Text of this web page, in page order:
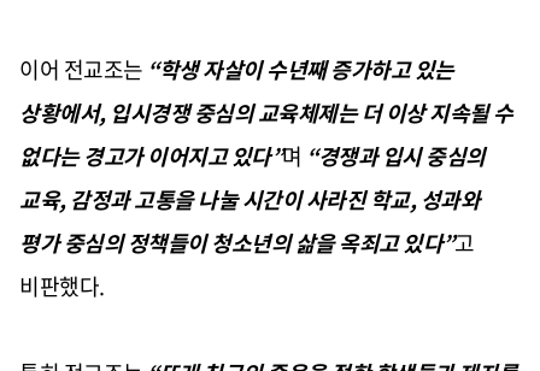
이어 전교조는 “학생 자살이 수년째 증가하고 있는
상황에서, 입시경쟁 중심의 교육체제는 더 이상 지속될 수
없다는 경고가 이어지고 있다”며 “경쟁과 입시 중심의
교육, 감정과 고통을 나눌 시간이 사라진 학교, 성과와
평가 중심의 정책들이 청소년의 삶을 옥죄고 있다”고
비판했다.